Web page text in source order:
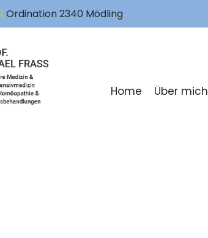
| Ordination 2340 Mödling
Home Über mich